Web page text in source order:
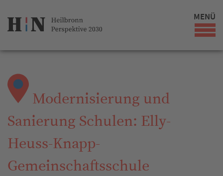
MENÜ
Modernisierung und
Sanierung Schulen: Elly-
Heuss-Knapp-
Gemeinschaftsschule